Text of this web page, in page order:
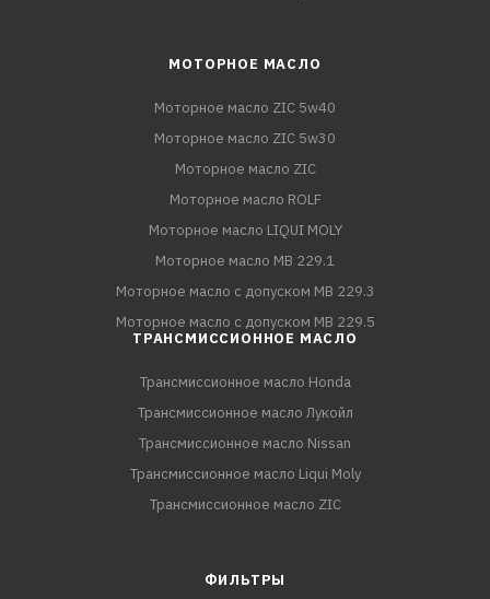
МОТОРНОЕ МАСЛО
Моторное масло ZIC 5w40
Моторное масло ZIC 5w30
Моторное масло ZIC
Моторное масло ROLF
Моторное масло LIQUI MOLY
Моторное масло MB 229.1
Моторное масло с допуском MB 229.3
Моторное масло с допуском MB 229.5
ТРАНСМИССИОННОЕ МАСЛО
Трансмиссионное масло Honda
Трансмиссионное масло Лукойл
Трансмиссионное масло Nissan
Трансмиссионное масло Liqui Moly
Трансмиссионное масло ZIC
ФИЛЬТРЫ